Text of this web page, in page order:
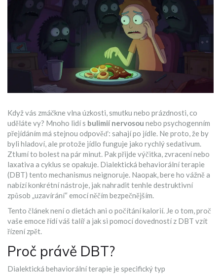
Když vás zmáčkne vlna úzkosti, smutku nebo prázdnosti, co
uděláte vy? Mnoho lidí s bulimií nervosou nebo psychogenním
přejídáním má stejnou odpověď: sahají po jídle. Ne proto, že by
byli hladoví, ale protože jídlo funguje jako rychlý sedativum.
Ztlumí to bolest na pár minut. Pak přijde výčitka, zvracení nebo
laxativa a cyklus se opakuje. Dialektická behaviorální terapie
(DBT) tento mechanismus neignoruje. Naopak, bere ho vážně a
nabízí konkrétní nástroje, jak nahradit tenhle destruktivní
způsob „uzavírání“ emocí něčím bezpečnějším.
Tento článek není o dietách ani o počítání kalorií. Je o tom, proč
vaše emoce řídí váš talíř a jak si pomocí dovedností z DBT vzít
řízení zpět.
Proč právě DBT?
Dialektická behaviorální terapie je specifický typ